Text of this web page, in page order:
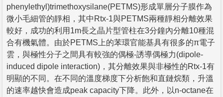
phenylethyl)trimethoxysilane(PETMS)形成單層分子膜作為
微小毛細管的靜相，其中Rtx-1與PETMS兩種靜相分離效果
較好，成功的利用1m長之晶片型管柱在3分鐘內分離10種混
合有機氣體。由於PETMS上的苯環官能基具有很多的π電子
雲，與極性分子之間具有較強的偶極-誘導偶極力(dipole-
induced dipole interaction)，其分離效果與非極性的Rtx-1有
明顯的不同。在不同的溫度梯度下分析飽和直鏈烷類，升溫
的速率越快會造成peak capacity下降。此外，以n-octane在